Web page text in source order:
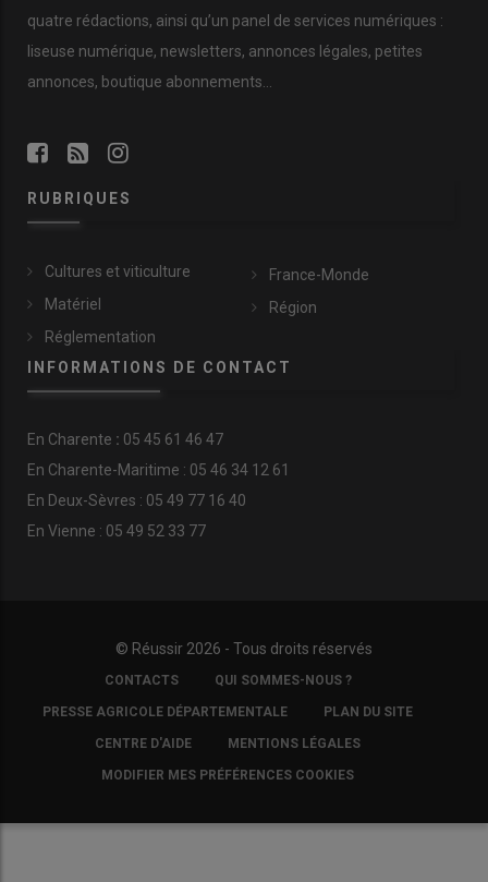
quatre rédactions, ainsi qu’un panel de services numériques :
liseuse numérique, newsletters, annonces légales, petites
annonces, boutique abonnements…
RUBRIQUES
Cultures et viticulture
Matériel
Réglementation
France-Monde
Région
INFORMATIONS DE CONTACT
En Charente : 05 45 61 46 47
En Charente-Maritime : 05 46 34 12 61
En Deux-Sèvres : 05 49 77 16 40
En Vienne : 05 49 52 33 77
© Réussir 2026 - Tous droits réservés
COPYRIGHTCONTACTS QUI SOMMES-NOUS ?
PRESSE AGRICOLE DÉPARTEMENTALE PLAN DU SITE
CENTRE D'AIDE MENTIONS LÉGALES
MODIFIER MES PRÉFÉRENCES COOKIES